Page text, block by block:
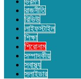
রাজনীতি
রিভিউ
লাইফস্টাইল
শিক্ষা
শিরোনাম
সম্পাদকীয়
স্বাস্থ্য
স্লাইডার